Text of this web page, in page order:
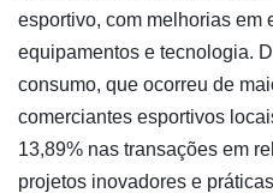
esportivo, com melhorias em
equipamentos e tecnologia.
consumo, que ocorreu de
comerciantes esportivos
13,89% nas transações em
projetos inovadores e